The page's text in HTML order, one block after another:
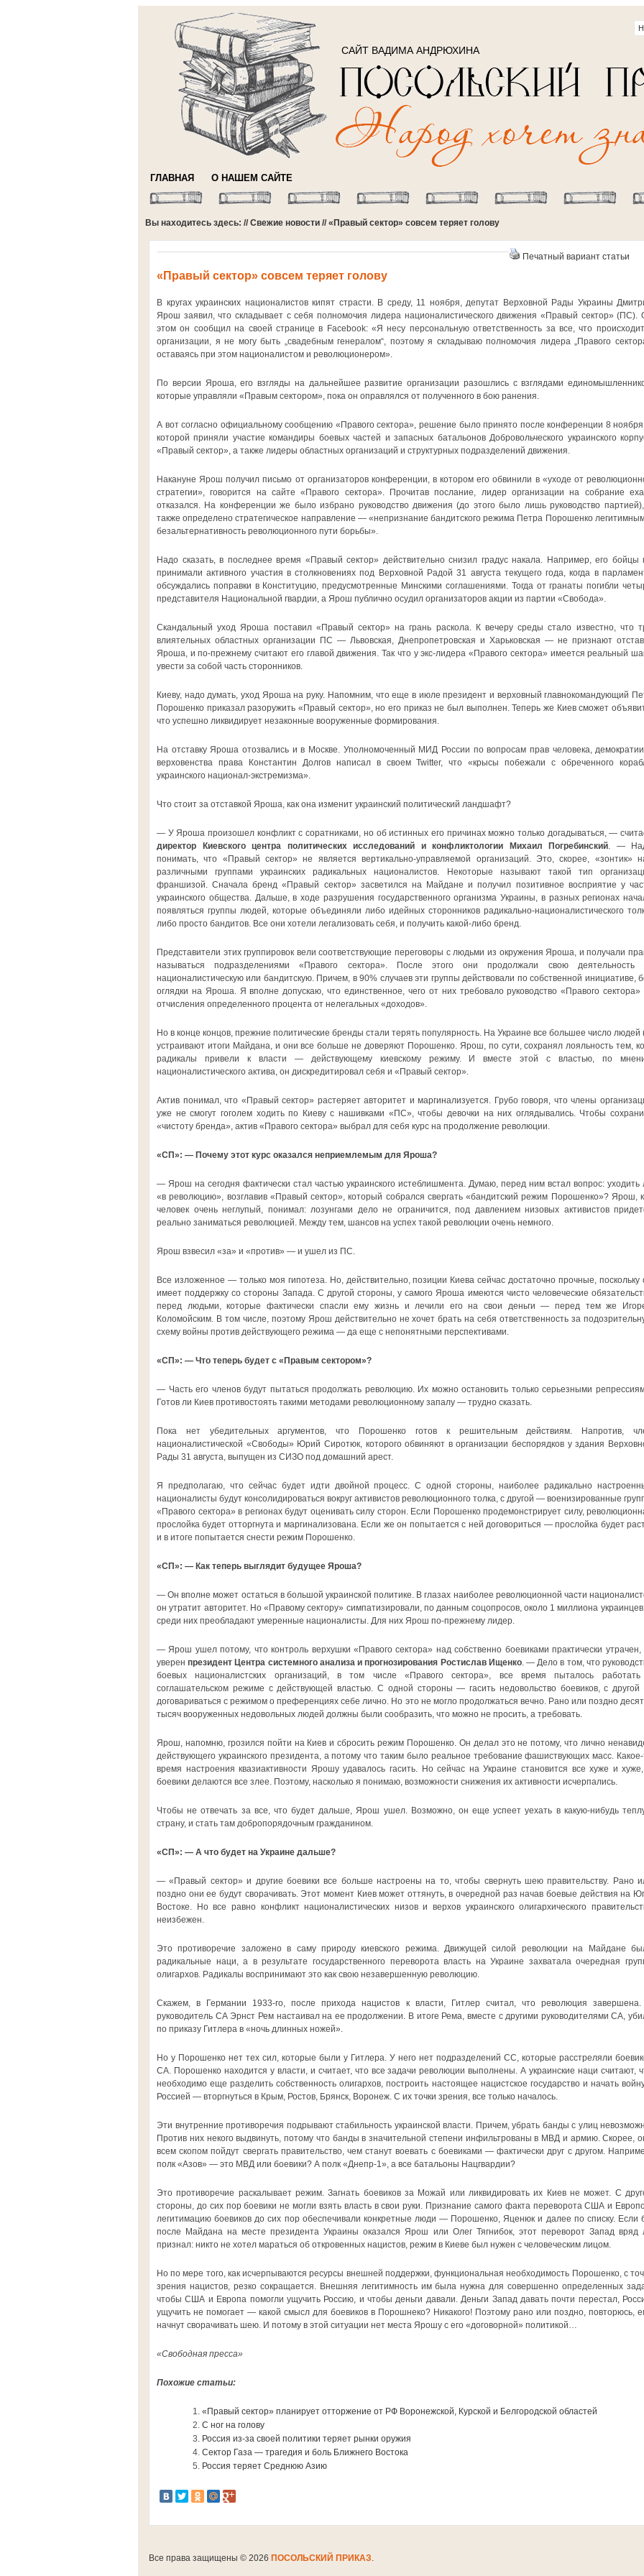
САЙТ ВАДИМА АНДРЮХИНА
ГЛАВНАЯ О НАШЕМ САЙТЕ
Вы находитесь здесь: //Свежие новости // «Правый сектор» совсем теряет голову
Печатный вариант статьи
«Правый сектор» совсем теряет голову
В кругах украинских националистов кипят страсти. В среду, 11 ноября, депутат Верховной Рады Украины
Ярош заявил, что складывает с себя полномочия лидера националистического движения «Правый сектор» (ПС).
этом он сообщил на своей странице в Facebook: «Я несу персональную ответственность за все, что
организации, я не могу быть „свадебным генералом“, поэтому я складываю полномочия лидера „Правого
оставаясь при этом националистом и революционером».
По версии Яроша, его взгляды на дальнейшее развитие организации разошлись с взглядами
которые управляли «Правым сектором», пока он оправлялся от полученного в бою ранения.
А вот согласно официальному сообщению «Правого сектора», решение было принято после конференции 8
которой приняли участие командиры боевых частей и запасных батальонов Добровольческого украинского
«Правый сектор», а также лидеры областных организаций и структурных подразделений движения.
Накануне Ярош получил письмо от организаторов конференции, в котором его обвинили в «уходе от
стратегии», говорится на сайте «Правого сектора». Прочитав послание, лидер организации на собрание
отказался. На конференции же было избрано руководство движения (до этого было лишь руководство
также определено стратегическое направление — «непризнание бандитского режима Петра Порошенко
безальтернативность революционного пути борьбы».
Надо сказать, в последнее время «Правый сектор» действительно снизил градус накала. Например, его бойцы
принимали активного участия в столкновениях под Верховной Радой 31 августа текущего года, когда в
обсуждались поправки в Конституцию, предусмотренные Минскими соглашениями. Тогда от гранаты погибли
представителя Национальной гвардии, а Ярош публично осудил организаторов акции из партии «Свобода».
Скандальный уход Яроша поставил «Правый сектор» на грань раскола. К вечеру среды стало известно, что
влиятельных областных организации ПС — Львовская, Днепропетровская и Харьковская — не признают
Яроша, и по-прежнему считают его главой движения. Так что у экс-лидера «Правого сектора» имеется реальный
увести за собой часть сторонников.
Киеву, надо думать, уход Яроша на руку. Напомним, что еще в июле президент и верховный главнокомандующий
Порошенко приказал разоружить «Правый сектор», но его приказ не был выполнен. Теперь же Киев сможет
что успешно ликвидирует незаконные вооруженные формирования.
На отставку Яроша отозвались и в Москве. Уполномоченный МИД России по вопросам прав человека,
верховенства права Константин Долгов написал в своем Twitter, что «крысы побежали с обреченного
украинского национал-экстремизма».
Что стоит за отставкой Яроша, как она изменит украинский политический ландшафт?
— У Яроша произошел конфликт с соратниками, но об истинных его причинах можно только догадываться, —
директор Киевского центра политических исследований и конфликтологии Михаил Погребинский. —
понимать, что «Правый сектор» не является вертикально-управляемой организаций. Это, скорее, «зонтик»
различными группами украинских радикальных националистов. Некоторые называют такой тип
франшизой. Сначала бренд «Правый сектор» засветился на Майдане и получил позитивное восприятие у
украинского общества. Дальше, в ходе разрушения государственного организма Украины, в разных регионах
появляться группы людей, которые объединяли либо идейных сторонников радикально-националистического
либо просто бандитов. Все они хотели легализовать себя, и получить какой-либо бренд.
Представители этих группировок вели соответствующие переговоры с людьми из окружения Яроша, и получали
называться подразделениями «Правого сектора». После этого они продолжали свою
националистическую или бандитскую. Причем, в 90% случаев эти группы действовали по собственной инициативе,
оглядки на Яроша. Я вполне допускаю, что единственное, чего от них требовало руководство «Правого
отчисления определенного процента от нелегальных «доходов».
Но в конце концов, прежние политические бренды стали терять популярность. На Украине все большее число людей
устраивают итоги Майдана, и они все больше не доверяют Порошенко. Ярош, по сути, сохранял лояльность тем,
радикалы привели к власти — действующему киевскому режиму. И вместе этой с властью, по
националистического актива, он дискредитировал себя и «Правый сектор».
Актив понимал, что «Правый сектор» растеряет авторитет и маргинализуется. Грубо говоря, что члены
уже не смогут гоголем ходить по Киеву с нашивками «ПС», чтобы девочки на них оглядывались. Чтобы
«чистоту бренда», актив «Правого сектора» выбрал для себя курс на продолжение революции.
«СП»: — Почему этот курс оказался неприемлемым для Яроша?
— Ярош на сегодня фактически стал частью украинского истеблишмента. Думаю, перед ним встал вопрос: уходить
«в революцию», возглавив «Правый сектор», который собрался свергать «бандитский режим Порошенко»? Ярош,
человек очень неглупый, понимал: лозунгами дело не ограничится, под давлением низовых активистов
реально заниматься революцией. Между тем, шансов на успех такой революции очень немного.
Ярош взвесил «за» и «против» — и ушел из ПС.
Все изложенное — только моя гипотеза. Но, действительно, позиции Киева сейчас достаточно прочные, поскольку
имеет поддержку со стороны Запада. С другой стороны, у самого Яроша имеются чисто человеческие
перед людьми, которые фактически спасли ему жизнь и лечили его на свои деньги — перед тем же
Коломойским. В том числе, поэтому Ярош действительно не хочет брать на себя ответственность за
схему войны против действующего режима — да еще с непонятными перспективами.
«СП»: — Что теперь будет с «Правым сектором»?
— Часть его членов будут пытаться продолжать революцию. Их можно остановить только серьезными
Готов ли Киев противостоять такими методами революционному запалу — трудно сказать.
Пока нет убедительных аргументов, что Порошенко готов к решительным действиям. Напротив,
националистической «Свободы» Юрий Сиротюк, которого обвиняют в организации беспорядков у здания
Рады 31 августа, выпущен из СИЗО под домашний арест.
Я предполагаю, что сейчас будет идти двойной процесс. С одной стороны, наиболее радикально
националисты будут консолидироваться вокруг активистов революционного толка, с другой — военизированные
«Правого сектора» в регионах будут оценивать силу сторон. Если Порошенко продемонстрирует силу,
прослойка будет отторгнута и маргинализована. Если же он попытается с ней договориться — прослойка будет
и в итоге попытается снести режим Порошенко.
«СП»: — Как теперь выглядит будущее Яроша?
— Он вполне может остаться в большой украинской политике. В глазах наиболее революционной части
он утратит авторитет. Но «Правому сектору» симпатизировали, по данным соцопросов, около 1 миллиона
среди них преобладают умеренные националисты. Для них Ярош по-прежнему лидер.
— Ярош ушел потому, что контроль верхушки «Правого сектора» над собственно боевиками практически
уверенпрезидент Центра системного анализа и прогнозирования Ростислав Ищенко. — Дело в том, что
боевых националистских организаций, в том числе «Правого сектора», все время пыталось
соглашательском режиме с действующей властью. С одной стороны — гасить недовольство боевиков, с
договариваться с режимом о преференциях себе лично. Но это не могло продолжаться вечно. Рано или поздно
тысяч вооруженных недовольных людей должны были сообразить, что можно не просить, а требовать.
Ярош, напомню, грозился пойти на Киев и сбросить режим Порошенко. Он делал это не потому, что лично
действующего украинского президента, а потому что таким было реальное требование фашиствующих масс.
время настроения квазиактивности Ярошу удавалось гасить. Но сейчас на Украине становится все хуже и
боевики делаются все злее. Поэтому, насколько я понимаю, возможности снижения их активности исчерпались.
Чтобы не отвечать за все, что будет дальше, Ярош ушел. Возможно, он еще успеет уехать в какую-нибудь
страну, и стать там добропорядочным гражданином.
«СП»: — А что будет на Украине дальше?
— «Правый сектор» и другие боевики все больше настроены на то, чтобы свернуть шею правительству. Рано
поздно они ее будут сворачивать. Этот момент Киев может оттянуть, в очередной раз начав боевые действия на
Востоке. Но все равно конфликт националистических низов и верхов украинского олигархического
неизбежен.
Это противоречие заложено в саму природу киевского режима. Движущей силой революции на Майдане
радикальные наци, а в результате государственного переворота власть на Украине захватала очередная
олигархов. Радикалы воспринимают это как свою незавершенную революцию.
Скажем, в Германии 1933-го, после прихода нацистов к власти, Гитлер считал, что революция
руководитель СА Эрнст Рем настаивал на ее продолжении. В итоге Рема, вместе с другими руководителями СА,
по приказу Гитлера в «ночь длинных ножей».
Но у Порошенко нет тех сил, которые были у Гитлера. У него нет подразделений СС, которые расстреляли
СА. Порошенко находится у власти, и считает, что все задачи революции выполнены. А украинские наци считают,
необходимо еще разделить собственность олигархов, построить настоящее нацистское государство и начать
Россией — вторгнуться в Крым, Ростов, Брянск, Воронеж. С их точки зрения, все только началось.
Эти внутренние противоречия подрывают стабильность украинской власти. Причем, убрать банды с улиц
Против них некого выдвинуть, потому что банды в значительной степени инфильтрованы в МВД и армию. Скорее,
всем скопом пойдут свергать правительство, чем станут воевать с боевиками — фактически друг с другом.
полк «Азов» — это МВД или боевики? А полк «Днепр-1», а все батальоны Нацгвардии?
Это противоречие раскалывает режим. Загнать боевиков за Можай или ликвидировать их Киев не может. С
стороны, до сих пор боевики не могли взять власть в свои руки. Признание самого факта переворота США и
легитимацию боевиков до сих пор обеспечивали конкретные люди — Порошенко, Яценюк и далее по списку. Если
после Майдана на месте президента Украины оказался Ярош или Олег Тягнибок, этот переворот Запад вряд
признал: никто не хотел мараться об откровенных нацистов, режим в Киеве был нужен с человеческим лицом.
Но по мере того, как исчерпываются ресурсы внешней поддержки, функциональная необходимость Порошенко, с
зрения нацистов, резко сокращается. Внешняя легитимность им была нужна для совершенно определенных
чтобы США и Европа помогли ущучить Россию, и чтобы деньги давали. Деньги Запад давать почти перестал,
ущучить не помогает — какой смысл для боевиков в Порошнеко? Никакого! Поэтому рано или поздно, повторюсь,
начнут сворачивать шею. И потому в этой ситуации нет места Ярошу с его «договорной» политикой…
«Свободная пресса»
Похожие статьи:
«Правый сектор» планирует отторжение от РФ Воронежской, Курской и Белгородской областей
С ног на голову
Россия из-за своей политики теряет рынки оружия
Сектор Газа — трагедия и боль Ближнего Востока
Россия теряет Среднюю Азию
Все права защищены © 2026 ПОСОЛЬСКИЙ ПРИКАЗ.